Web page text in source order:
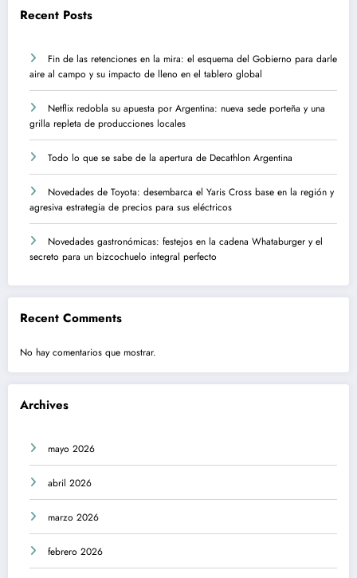
Recent Posts
Fin de las retenciones en la mira: el esquema del Gobierno para darle
aire al campo y su impacto de lleno en el tablero global
Netflix redobla su apuesta por Argentina: nueva sede porteña y una
grilla repleta de producciones locales
Todo lo que se sabe de la apertura de Decathlon Argentina
Novedades de Toyota: desembarca el Yaris Cross base en la región y
agresiva estrategia de precios para sus eléctricos
Novedades gastronómicas: festejos en la cadena Whataburger y el
secreto para un bizcochuelo integral perfecto
Recent Comments
No hay comentarios que mostrar.
Archives
mayo 2026
abril 2026
marzo 2026
febrero 2026